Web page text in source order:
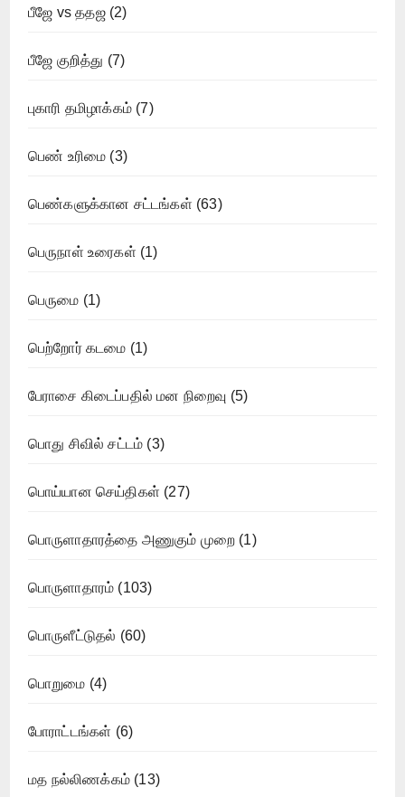
பீஜே vs ததஜ(2)
பீஜே குறித்து (7)
புகாரி தமிழாக்கம் (7)
பெண் உரிமை (3)
பெண்களுக்கான சட்டங்கள் (63)
பெருநாள் உரைகள் (1)
பெருமை (1)
பெற்றோர் கடமை (1)
பேராசை கிடைப்பதில் மன நிறைவு (5)
பொது சிவில் சட்டம் (3)
பொய்யான செய்திகள் (27)
பொருளாதாரத்தை அணுகும் முறை (1)
பொருளாதாரம் (103)
பொருளீட்டுதல் (60)
பொறுமை (4)
போராட்டங்கள் (6)
மத நல்லிணக்கம் (13)